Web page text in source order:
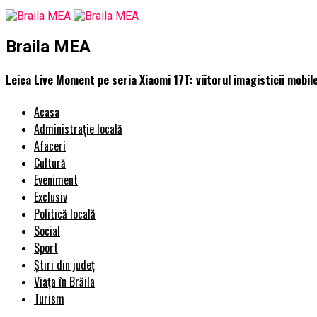
Braila MEA
Leica Live Moment pe seria Xiaomi 17T: viitorul imagisticii
Acasa
Administrație locală
Afaceri
Cultură
Eveniment
Exclusiv
Politică locală
Social
Sport
Știri din județ
Viața în Brăila
Turism